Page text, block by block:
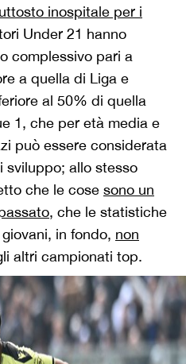
inospitale per i
Under 21 hanno
complessivo pari a
a quella di Liga e
al 50% di quella
1, che per età media e
può essere considerata
sviluppo; allo stesso
che le cose sono un
, che le statistiche
in fondo, non
altri campionati top.